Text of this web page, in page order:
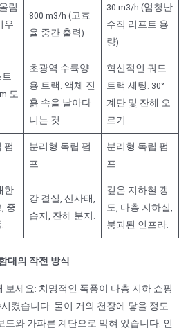
림
우
800 m3/h (고효
율 중간 출력)
30 m3/h (엄청난
수직 리프트 용
량)
도
초광역 수륙양
용 트랙. 액체 진
흙 속을 날아다
니는 것
혁신적인 쿼드
트랙 세팅. 30°
계단 및 잔해 오
르기
펌
분리형 독립 펌
프
분리형 독립 펌
프
한
중
강 결실, 산사태,
습지, 잔해 분지.
깊은 지하철 갱
도, 다층 지하실,
붕괴된 인프라.
대의 작전 방식
보세요: 치명적인 폭풍이 다층 지하 쇼핑
켰습니다. 물이 거의 천장에 닿을 정도
드와 가파른 계단으로 막혀 있습니다. 인